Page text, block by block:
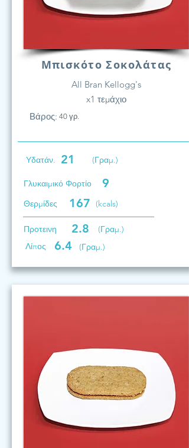
Μπισκότο Σοκολάτας
All Bran Kellogg's
x1 τεμάχιο
Βάρος: 40 γρ.
Υδατάν. 21 (Γραμ.)
Γλυκαιμικό Φορτίο 9
Θερμίδες 167 (kcals)
Προτεινη 2.8
(Γραμ.)
Λίπος
6.4 (Γραμ.)